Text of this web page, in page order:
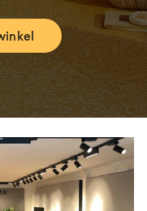
in New Tab